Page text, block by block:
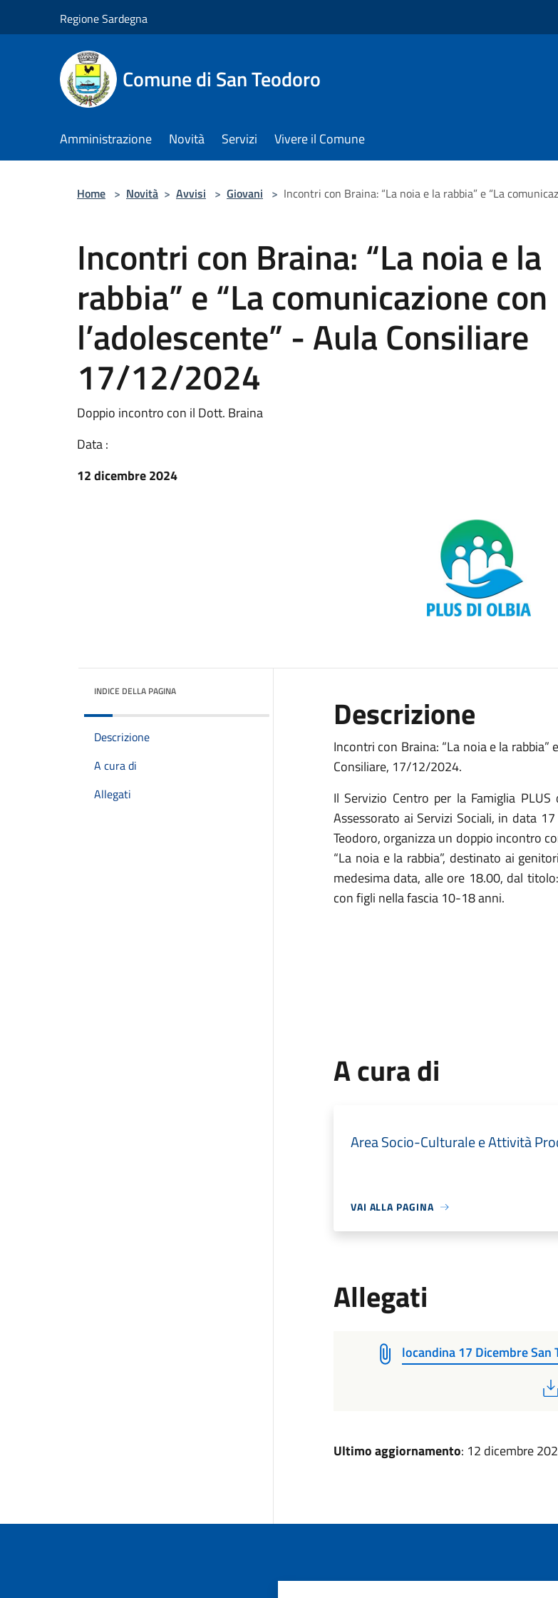
Regione Sardegna
Comune di San Teodoro
Amministrazione Novità Servizi Vivere il Comune
Home > Novità > Avvisi > Giovani > Incontri con Braina: “La noia e la rabbia” e “La
Incontri con Braina: “La noia e la
rabbia” e “La comunicazione con
l’adolescente” - Aula Consiliare
17/12/2024
Doppio incontro con il Dott. Braina
Data :
12 dicembre 2024
INDICE DELLA PAGINA
Descrizione
A cura di
Allegati
Descrizione
Incontri con Braina: “La noia e la
Consiliare, 17/12/2024.
Il Servizio Centro per la Famiglia
Assessorato ai Servizi Sociali, in data
Teodoro, organizza un doppio incontro
“La noia e la rabbia”, destinato ai
medesima data, alle ore 18.00, dal
con figli nella fascia 10-18 anni.
A cura di
Area Socio-Culturale e Attività
VAI ALLA PAGINA
Allegati
locandina 17 Dicembre San
Ultimo aggiornamento: 12 dicembre